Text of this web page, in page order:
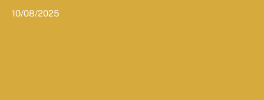
10/08/2025